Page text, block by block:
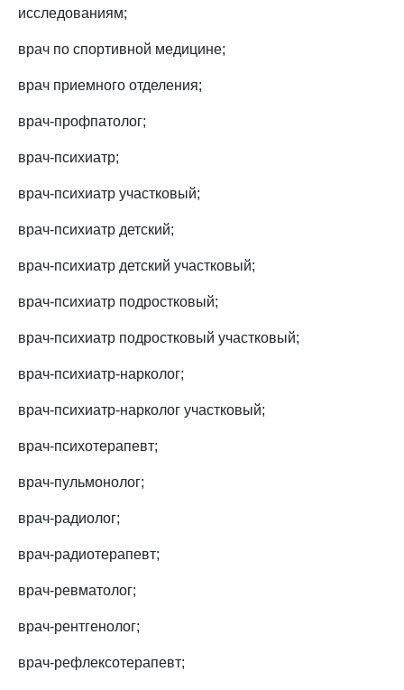
исследованиям;
врач по спортивной медицине;
врач приемного отделения;
врач-профпатолог;
врач-психиатр;
врач-психиатр участковый;
врач-психиатр детский;
врач-психиатр детский участковый;
врач-психиатр подростковый;
врач-психиатр подростковый участковый;
врач-психиатр-нарколог;
врач-психиатр-нарколог участковый;
врач-психотерапевт;
врач-пульмонолог;
врач-радиолог;
врач-радиотерапевт;
врач-ревматолог;
врач-рентгенолог;
врач-рефлексотерапевт;